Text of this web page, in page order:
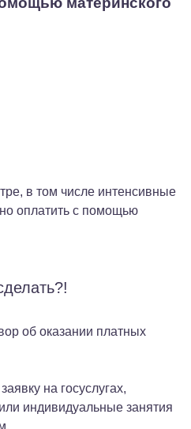
в том числе интенсивные
оплатить с помощью
об оказании платных
на госуслугах,
индивидуальные занятия